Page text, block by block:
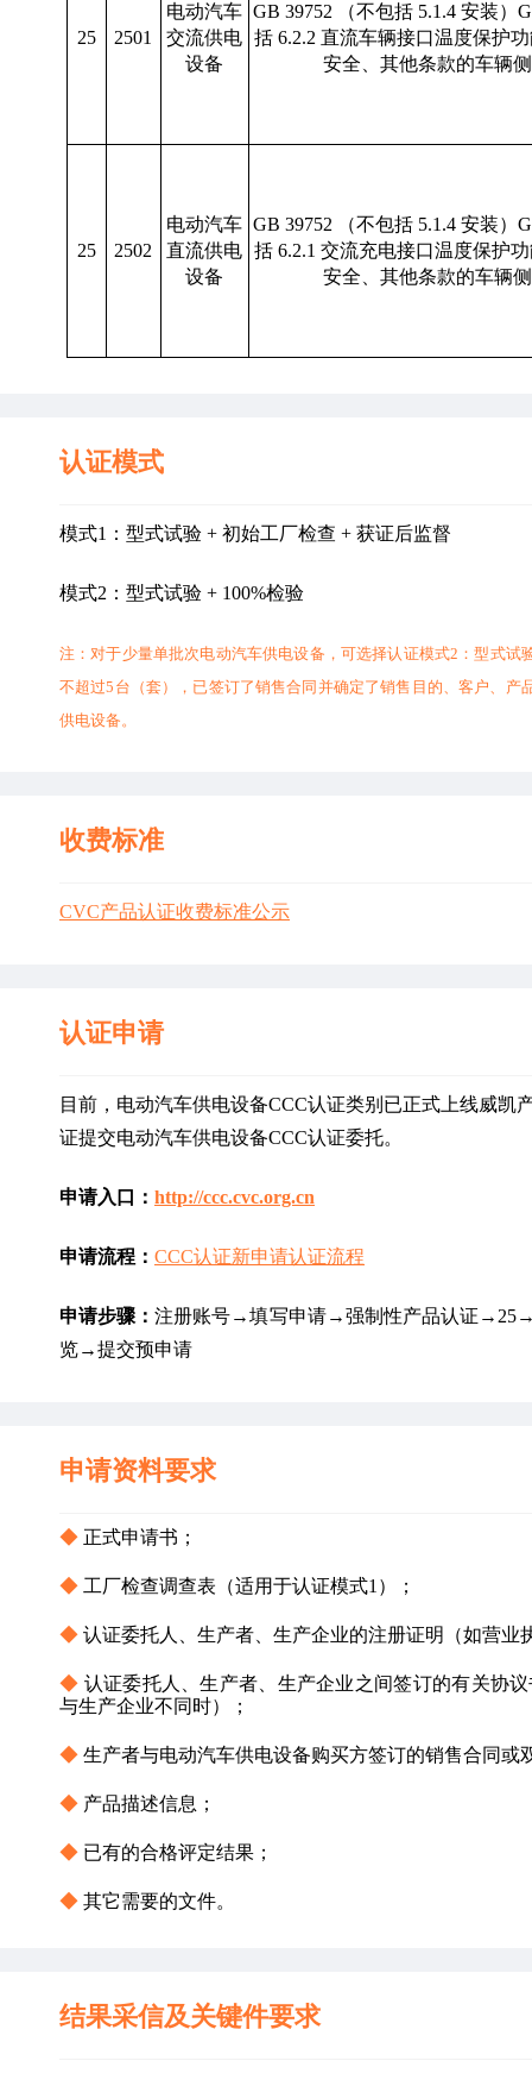
25 2501
电动汽车
交流供电
设备
GB 39752 （不包括 5.1.4 安装）
括 6.2.2 直流车辆接口温度保护
安全、其他条款的车辆
25 2502
电动汽车
直流供电
设备
GB 39752 （不包括 5.1.4 安装）
括 6.2.1 交流充电接口温度保护
安全、其他条款的车辆
认证模式
模式1：型式试验 + 初始工厂检查 + 获证后监督
模式2：型式试验 + 100%检验
注：对于少量单批次电动汽车供电设备，可选择认证模式2：型式
不超过5台（套），已签订了销售合同并确定了销售目的、客户、
供电设备。
收费标准
CVC产品认证收费标准公示
认证申请
目前，电动汽车供电设备CCC认证类别已正式上线威
证提交电动汽车供电设备CCC认证委托。
申请入口： http://ccc.cvc.org.cn
申请流程： CCC认证新申请认证流程
申请步骤：注册账号→填写申请→强制性产品认证
览→提交预申请
申请资料要求
◆ 正式申请书；
◆ 工厂检查调查表（适用于认证模式1）；
◆ 认证委托人、生产者、生产企业的注册证明（如营业
◆ 认证委托人、生产者、生产企业之间签订的有关协
与生产企业不同时）；
◆ 生产者与电动汽车供电设备购买方签订的销售合同或
◆ 产品描述信息；
◆ 已有的合格评定结果；
◆ 其它需要的文件。
结果采信及关键件要求